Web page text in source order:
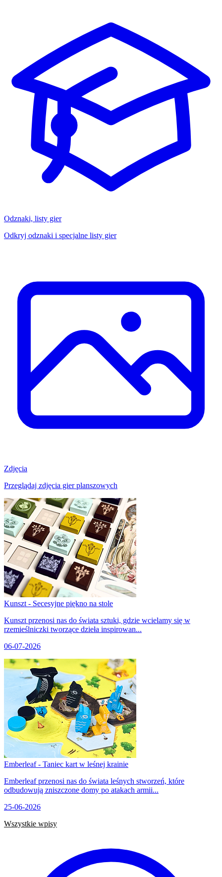
Odznaki, listy gier
Odkryj odznaki i specjalne listy gier
Zdjęcia
Przeglądaj zdjęcia gier planszowych
Kunszt - Secesyjne piękno na stole
Kunszt przenosi nas do świata sztuki, gdzie wcielamy się w
rzemieślniczki tworzące dzieła inspirowan...
06-07-2026
Emberleaf - Taniec kart w leśnej krainie
Emberleaf przenosi nas do świata leśnych stworzeń, które
odbudowują zniszczone domy po atakach armii...
25-06-2026
Wszystkie wpisy